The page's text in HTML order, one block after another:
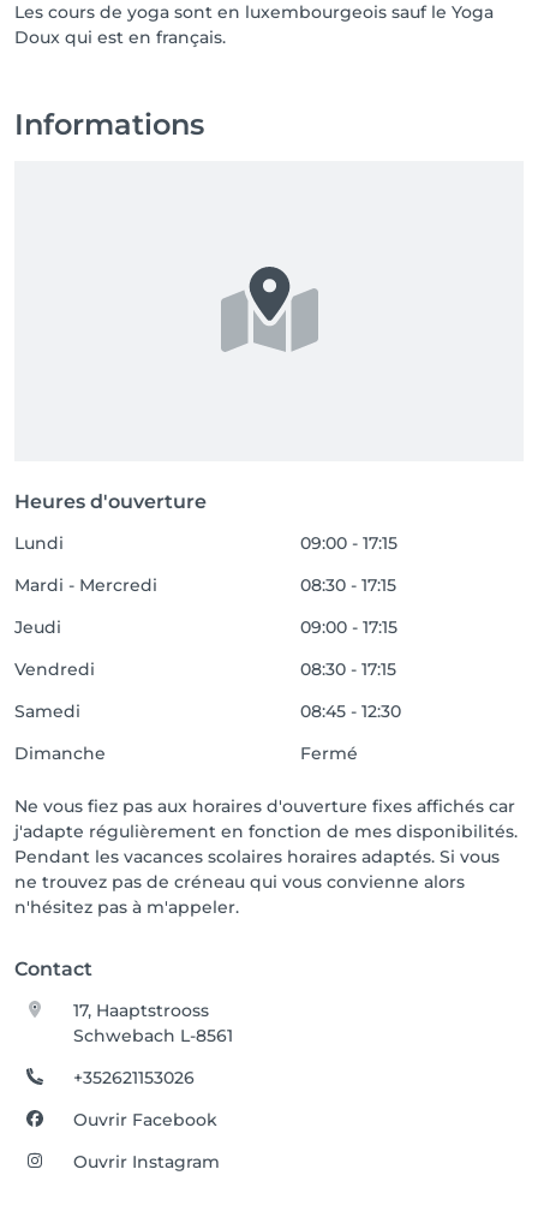
Les cours de yoga sont en luxembourgeois sauf le Yoga
Doux qui est en français.
Informations
Heures d'ouverture
Lundi
09:00 - 17:15
Mardi - Mercredi
08:30 - 17:15
Jeudi
09:00 - 17:15
Vendredi
08:30 - 17:15
Samedi
08:45 - 12:30
Dimanche
Fermé
Ne vous fiez pas aux horaires d'ouverture fixes affichés car
j'adapte régulièrement en fonction de mes disponibilités.
Pendant les vacances scolaires horaires adaptés. Si vous
ne trouvez pas de créneau qui vous convienne alors
n'hésitez pas à m'appeler.
Contact
17, Haaptstrooss
Schwebach L-8561
+352621153026
Ouvrir Facebook
Ouvrir Instagram